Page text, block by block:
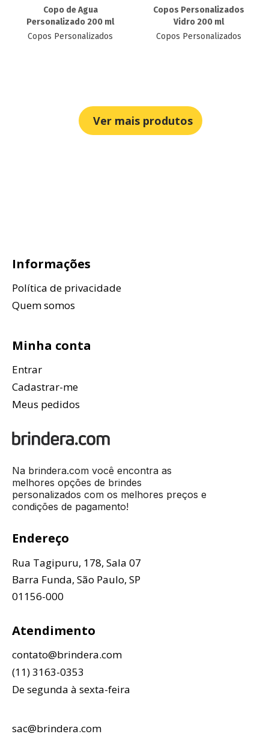
Copo de Agua
Personalizado 200 ml
Copos Personalizados
Copos Personalizados
Vidro 200 ml
Copos Personalizados
Ver mais produtos
Informações
Política de privacidade
Quem somos
Minha conta
Entrar
Cadastrar-me
Meus pedidos
Na brindera.com você encontra as
melhores opções de brindes
personalizados com os melhores preços e
condições de pagamento!
Endereço
Rua Tagipuru, 178, Sala 07
Barra Funda, São Paulo, SP
01156-000
Atendimento
contato@brindera.com
(11) 3163-0353
De segunda à sexta-feira
sac@brindera.com